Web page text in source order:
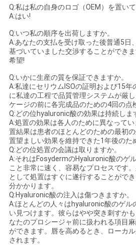
Q:私は私の自身のロゴ（OEM）を置いて
A:はい!
Q:いつ私の順序を出荷しますか。
A:あなたの支払を受け取った後普通5日
基づいていました交渉することができ
希望!
Q:いかに生産の質を保証できますか。
A:私達にセリウムISOの証明および15年
に私達の工程で品質管理システムが厳
ケージの前に各完成品のための4回の点
Q:どの位hyaluronic酸の効果は持続しま
A:処置の効果は各人のために異なって
置結果は患者のほとんどのための最初
置望ましい効果を維持できた1年後のた
Q:どの位処置の会議は取りますか。
A:それはFosydermのHyaluronic酸のゲ
こと非常に速く、容易なプロセスです
として処置はすぐに遂行することがで
分かかります。
Q:Hyaluronic酸の注入は傷つきますか。
A:ほとんどの人々はhyaluronic酸のゲル
い見つけます。彼らはやや突き刺すか
なたのプロシージャ前に扱われる項目
ができます。唇を高めるとき、ローカ
されます。